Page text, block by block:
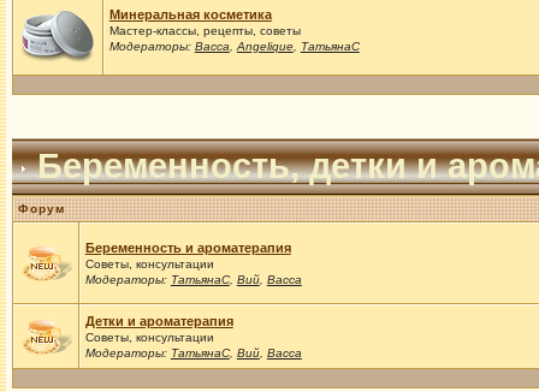
Минеральная косметика
Мастер-классы, рецепты, советы
Модераторы: Васса Angelique, ТатьянаС
Беременность, детки и
Форум
Беременность и ароматерапия
Советы, консультации
Модераторы: ТатьянаС, Вий, Васса
Детки и ароматерапия
Советы, консультации
Модераторы: ТатьянаС, Вий, Васса